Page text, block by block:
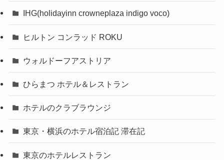
IHG(holidayinn crowneplaza indigo voco)
ヒルトン コンラッド ROKU
ウォルドーフアストリア
ひらまつ ホテル＆レストラン
ホテルのクラブラウンジ
東京・横浜のホテル宿泊記 滞在記
東京のホテルレストラン